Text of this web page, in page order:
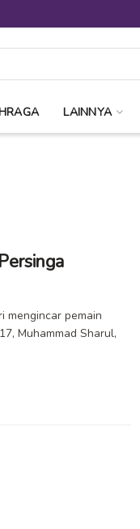
LAINNYA
mengincar pemain
Muhammad Sharul,